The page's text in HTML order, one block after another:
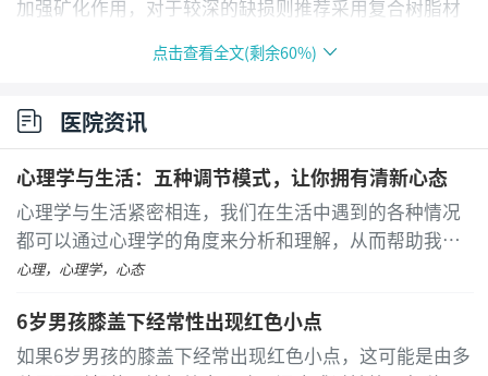
加强矿化作用，对于较深的缺损则推荐采用复合树脂材
酸饮料）或是胃食管反流引起的一种疾病，其特征为牙
齿表面变得光滑并形成凹陷，有时还会使牙齿切端看起
来更加透明，同时伴有敏感症状。轻度情况下，可以通
过使用抗敏感牙膏和氟化亚锡漱口水来缓解；而对于重
度缺损，则需考虑做瓷贴面修复。
当牙齿受到外部撞击时，可能会造成牙体硬组织折
往往会伴随疼痛感和咀嚼不适，如果不加以处理，还可
能导致牙髓炎。紧急情况下可先用氢氧化钙盖髓剂保护
点击查看全文(剩余60%)
医院资讯
心理学与生活：五种调节模式，让你拥有清新心态
心理学与生活紧密相连，我们在生活中遇到的各种情况
都可以通过心理学的角度来分析和理解，从而帮助我们
更好地应对挑战，减少盲目性和无助感。 精神胜利法是
心理，心理学，心态
6岁男孩膝盖下经常性出现红色小点
如果6岁男孩的膝盖下经常出现红色小点，这可能是由多